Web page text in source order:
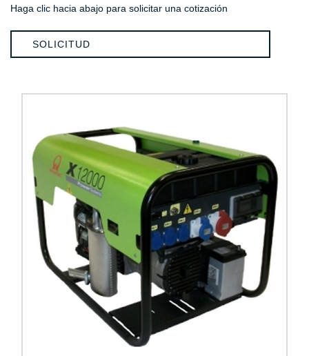
Haga clic hacia abajo para solicitar una cotización
SOLICITUD